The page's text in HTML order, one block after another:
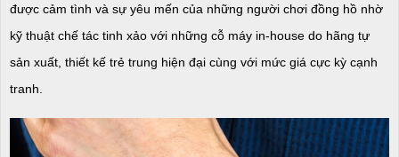
được cảm tình và sự yêu mến của những người chơi đồng hồ nhờ
kỹ thuật chế tác tinh xảo với những cỗ máy in-house do hãng tự
sản xuất, thiết kế trẻ trung hiện đại cùng với mức giá cực kỳ cạnh
tranh.